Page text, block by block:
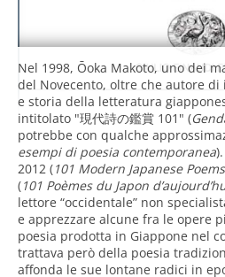
Nel 1998, Ōoka Makoto, uno dei
del Novecento, oltre che autore
e storia della letteratura
intitolato "現代詩の鑑賞 101" (
potrebbe con qualche
esempi di poesia contemporanea
2012 (101 Modern Japanese Poems
(101 Poèmes du Japon
lettore “occidentale” non
e apprezzare alcune fra le opere
poesia prodotta in Giappone nel
trattava però della poesia
affonda le sue lontane radici in